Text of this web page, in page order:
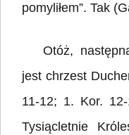
pomyliłem”. Tak
Otóż,
jest chrzest
11-12; 1. Kor.
Tysiącletnie